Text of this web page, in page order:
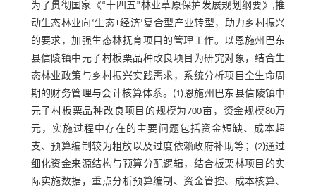
为了贯彻国家《“十四五”林业草原保护发展规划纲要》,推
动生态林业向‘生态+经济’复合型产业转型，助力乡村振兴
的要求，加强生态林抚育项目的管理工作。以恩施州巴东
县信陵镇中元子村板栗品种改良项目为研究对象，结合生
态林业政策与乡村振兴实践需求，系统分析项目全生命周
期的财务管理与会计核算体系。(1)恩施州巴东县信陵镇中
元子村板栗品种改良项目的规模为700亩，资金规模80万
元，实施过程中存在的主要问题包括资金短缺、成本超
支、预算编制较为粗放以及过度依赖政府补助等；(2)通过
细化资金来源结构与预算分配逻辑，结合板栗林项目的实
际实施数据，重点分析预算编制、资金管控、成本核算、